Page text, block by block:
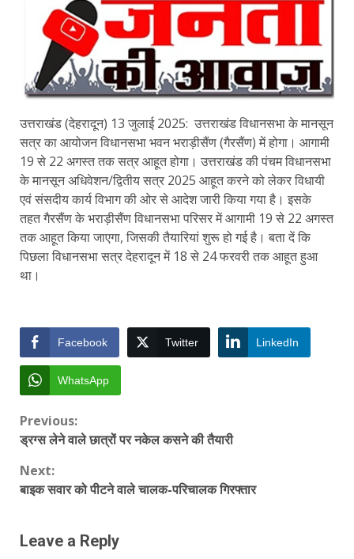
उत्तराखंड (देहरादून) 13 जुलाई 2025: उत्तराखंड विधानसभा के मानसून
सत्र का आयोजन विधानसभा भवन भराड़ीसैंण (गैरसैंण) में होगा। आगामी
19 से 22 अगस्त तक सत्र आहूत होगा। उत्तराखंड की पंचम विधानसभा
के मानसून अधिवेशन/द्वितीय सत्र 2025 आहूत करने को लेकर विधायी
एवं संसदीय कार्य विभाग की ओर से आदेश जारी किया गया है। इसके
तहत गैरसैंण के भराड़ीसैंण विधानसभा परिसर में आगामी 19 से 22 अगस्त
तक आहूत किया जाएगा, जिसकी तैयारियां शुरू हो गई है। बता दें कि
पिछला विधानसभा सत्र देहरादून में 18 से 24 फरवरी तक आहूत हुआ
था।
Facebook Twitter LinkedIn
WhatsApp
Continue
Reading
Previous:
ड्रग्स लेने वाले छात्रों पर नकेल कसने की तैयारी
Next:
बाइक सवार को पीटने वाले चालक-परिचालक गिरफ्तार
Leave a Reply